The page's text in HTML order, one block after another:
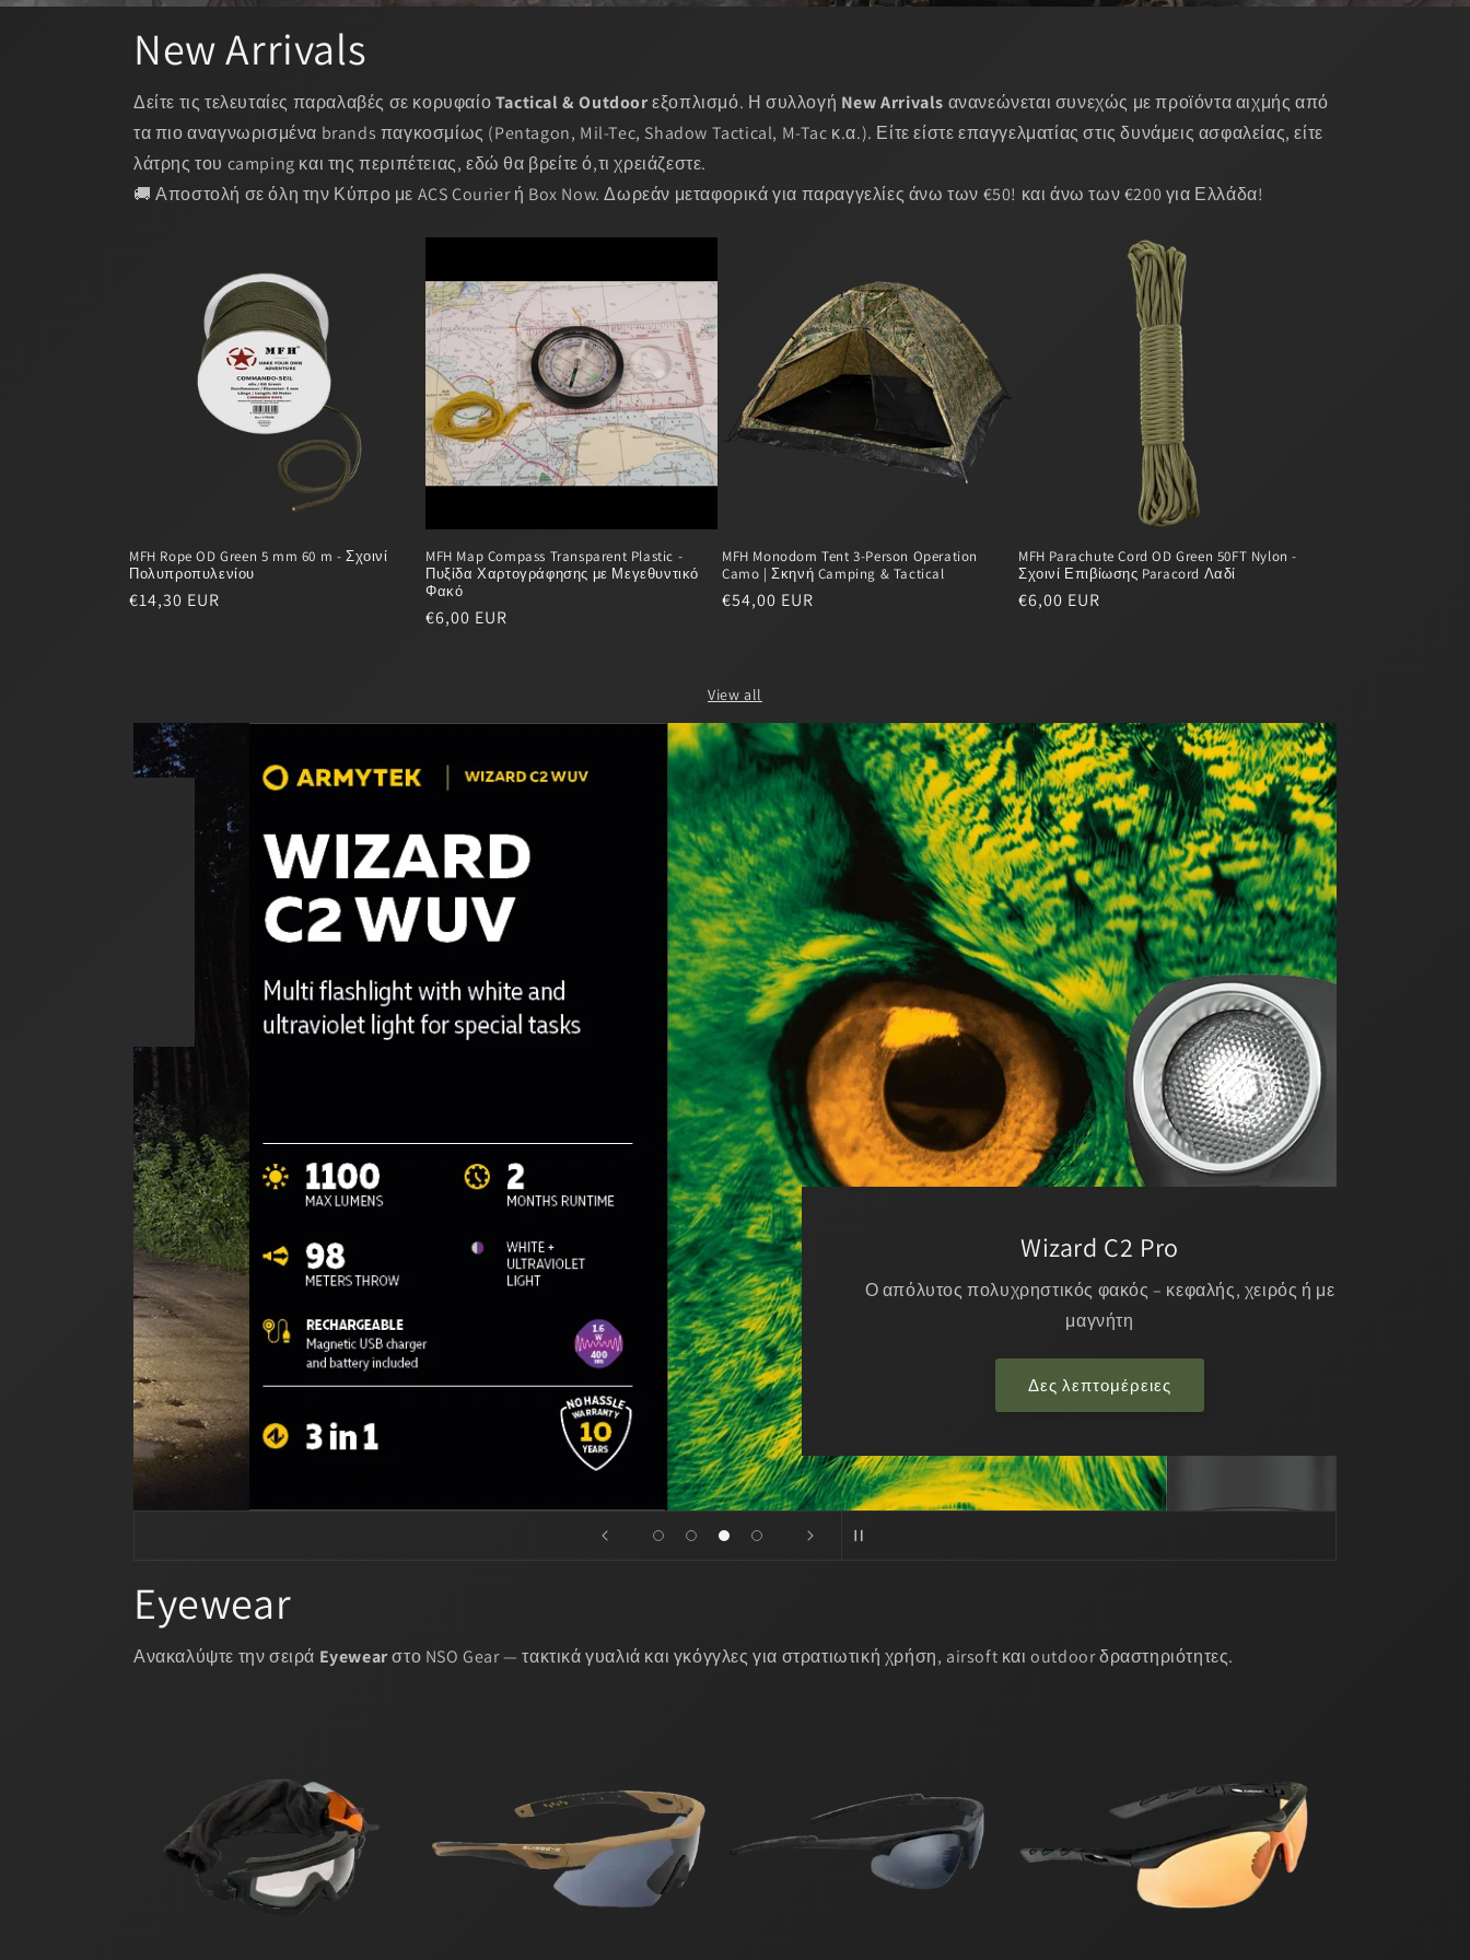
New Arrivals
Δείτε τις τελευταίες παραλαβές σε κορυφαίοTactical & Outdoorεξοπλισμό. Η συλλογή New Arrivals ανανεώνεται συνεχώς με προϊόντα αιχμής από
τα πιο αναγνωρισμένα brands παγκοσμίως (Pentagon, Mil-Tec, Shadow Tactical, M-Tac κ.α.). Είτε είστε επαγγελματίας στις δυνάμεις ασφαλείας, είτε
λάτρης του camping και της περιπέτειας, εδώ θα βρείτε ό,τι χρειάζεστε.
🚚 Αποστολή σε όλη την Κύπρο με ACS Courier ή Box Now. Δωρεάν μεταφορικά για παραγγελίες άνω των €50! και άνω των €200 για Ελλάδα!
MFH Rope OD Green 5 mm 60 m - Σχοινί
Πολυπροπυλενίου
Regular
€14,30 EUR
MFH Map Compass Transparent Plastic -
Πυξίδα Χαρτογράφησης με Μεγεθυντικό
Φακό
Regular
€6,00 EUR
MFH Monodom Tent 3-Person Operation
Camo | Σκηνή Camping & Tactical
Regular
€54,00 EUR
MFH Parachute Cord OD Green 50FT Nylon -
Σχοινί Επιβίωσης Paracord Λαδί
Regular
€6,00 EUR
View all
Wizard C2 Pro
Ο απόλυτος πολυχρηστικός φακός – κεφαλής, χειρός ή με
Δες λεπτομέρειες
Eyewear
Ανακαλύψτε την σειρά Eyewearστο NSO Gear — τακτικά γυαλιά και γκόγγλες για στρατιωτική χρήση, airsoft και outdoor δραστηριότητες.